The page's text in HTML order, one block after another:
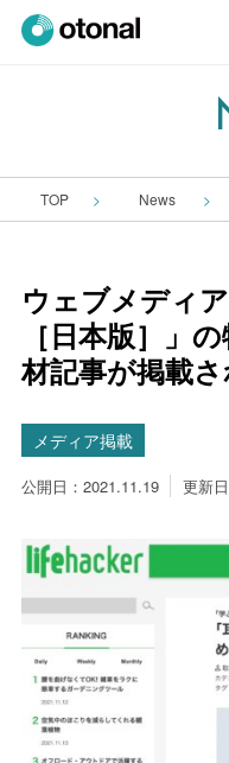
TOP News
ウェブメディ
［日本版］」
材記事が掲載さ
メディア掲載
公開日：2021.11.19 更新